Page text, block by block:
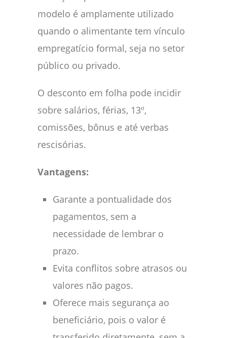
modelo é amplamente utilizado
quando o alimentante tem vínculo
empregatício formal, seja no setor
público ou privado.
O desconto em folha pode incidir
sobre salários, férias, 13º,
comissões, bônus e até verbas
rescisórias.
Vantagens:
Garante a pontualidade dos
pagamentos, sem a
necessidade de lembrar o
prazo.
Evita conflitos sobre atrasos ou
valores não pagos.
Oferece mais segurança ao
beneficiário, pois o valor é